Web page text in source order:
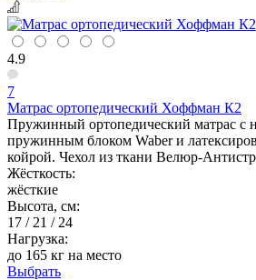
4.9
7
Матрас ортопедический Хоффман К2
Пружинный ортопедический матрас с
пружинным блоком Waber и
койрой. Чехол из ткани Велюр-
Жёсткость:
жёсткие
Высота, см:
17 / 21 / 24
Нагрузка:
до 165 кг на место
Выбрать